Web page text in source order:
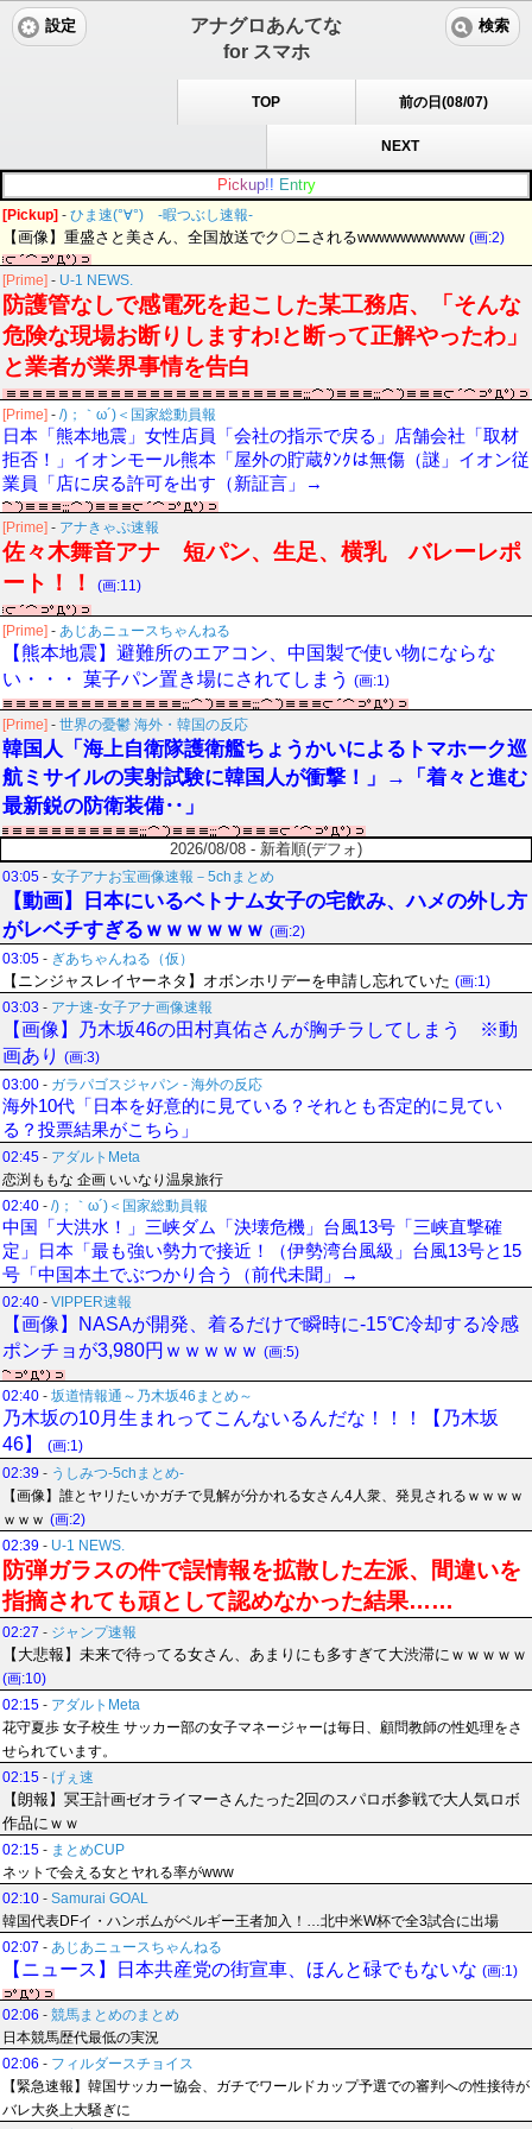
アナグロあんてな
for スマホ
設定 検索
TOP 前の日(08/07)
NEXT
Pic kup!! Entry
[Pickup] - ひま速(°∀°) -暇つぶし速報-
【画像】重盛さと美さん、全国放送でク〇ニされるwwwwwwwwww (画:2)
[Prime] - U-1 NEWS.
防護管なしで感電死を起こした某工務店、「そんな
危険な現場お断りしますわ!と断って正解やったわ」
と業者が業界事情を告白
[Prime] - /)；｀ω´)＜国家総動員報
日本「熊本地震」女性店員「会社の指示で戻る」店舗会社「取材
拒否！」イオンモール熊本「屋外の貯蔵ﾀﾝｸは無傷（謎」イオン従
業員「店に戻る許可を出す（新証言」→
[Prime] - アナきゃぷ速報
佐々木舞音アナ 短パン、生足、横乳 バレーレポ
ート！！
(画:11)
[Prime] - あじあニュースちゃんねる
【熊本地震】避難所のエアコン、中国製で使い物にならな
い・・・ 菓子パン置き場にされてしまう (画:1)
[Prime] - 世界の憂鬱 海外・韓国の反応
韓国人「海上自衛隊護衛艦ちょうかいによるトマホーク巡
航ミサイルの実射試験に韓国人が衝撃！」→「着々と進む
最新鋭の防衛装備‥」
2026/08/08 - 新着順(デフォ)
03:05 - 女子アナお宝画像速報－5chまとめ
【動画】日本にいるベトナム女子の宅飲み、ハメの外し方
がレベチすぎるｗｗｗｗｗｗ (画:2)
03:05 - ぎあちゃんねる（仮）
【ニンジャスレイヤーネタ】オボンホリデーを申請し忘れていた (画:1)
03:03 - アナ速‐女子アナ画像速報
【画像】乃木坂46の田村真佑さんが胸チラしてしまう ※動
画あり (画:3)
03:00 - ガラパゴスジャパン - 海外の反応
海外10代「日本を好意的に見ている？それとも否定的に見てい
る？投票結果がこちら」
02:45 - アダルトMeta
恋渕ももな 企画 いいなり温泉旅行
02:40 - /)；｀ω´)＜国家総動員報
中国「大洪水！」三峡ダム「決壊危機」台風13号「三峡直撃確
定」日本「最も強い勢力で接近！（伊勢湾台風級」台風13号と15
号「中国本土でぶつかり合う（前代未聞」→
02:40 - VIPPER速報
【画像】NASAが開発、着るだけで瞬時に-15℃冷却する冷感
ポンチョが3,980円ｗｗｗｗｗ (画:5)
02:40 - 坂道情報通～乃木坂46まとめ～
乃木坂の10月生まれってこんないるんだな！！！【乃木坂
46】
(画:1)
02:39 - うしみつ-5chまとめ-
【画像】誰とヤリたいかガチで見解が分かれる女さん4人衆、発見されるｗｗｗｗ
ｗｗｗ (画:2)
02:39 - U-1 NEWS.
防弾ガラスの件で誤情報を拡散した左派、間違いを
指摘されても頑として認めなかった結果……
02:27 - ジャンプ速報
【大悲報】未来で待ってる女さん、あまりにも多すぎて大渋滞にｗｗｗｗｗ
(画:10)
02:15 - アダルトMeta
花守夏歩 女子校生 サッカー部の女子マネージャーは毎日、顧問教師の性処理をさ
せられています。
02:15 - げぇ速
【朗報】冥王計画ゼオライマーさんたった2回のスパロボ参戦で大人気ロボ
作品にｗｗ
02:15 - まとめCUP
ネットで会える女とヤれる率がwww
02:10 - Samurai GOAL
韓国代表DFイ・ハンボムがベルギー王者加入！…北中米W杯で全3試合に出場
02:07 - あじあニュースちゃんねる
【ニュース】日本共産党の街宣車、ほんと碌でもないな (画:1)
02:06 - 競馬まとめのまとめ
日本競馬歴代最低の実況
02:06 - フィルダースチョイス
【緊急速報】韓国サッカー協会、ガチでワールドカップ予選での審判への性接待が
バレ大炎上大騒ぎに